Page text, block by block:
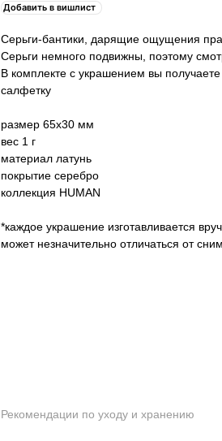
Добавить в вишлист
Серьги-бантики, дарящие ощущения
Серьги немного подвижны, поэтому
В комплекте с украшением вы
салфетку
размер 65х30 мм
вес 1 г
материал латунь
покрытие серебро
коллекция HUMAN
*каждое украшение изготавливается
может незначительно отличаться от
Рекомендации по уходу и хранению